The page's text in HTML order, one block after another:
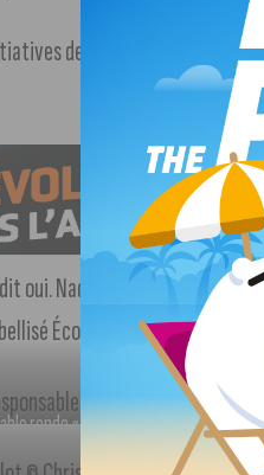
de sensibilisation et
oui. Nadège Austin de la
Éco-École, Stéphane
ronde « développement durable,